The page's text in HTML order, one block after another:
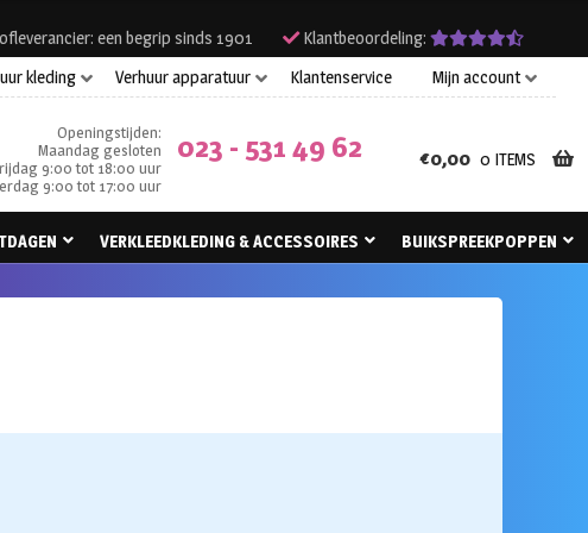
een begrip sinds 1901
Klantbeoordeling:
kleding Verhuur apparatuur Klantenservice Mijn account
Openingstijden:
Maandag gesloten
9:00 tot 18:00 uur
9:00 tot 17:00 uur
023 - 531 49 62 €0,00 0 ITEMS
VERKLEEDKLEDING & ACCESSOIRES
BUIKSPREEKPOPPEN